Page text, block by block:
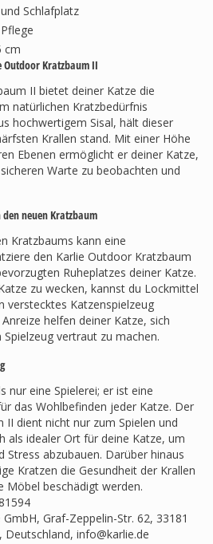
Schlafplatz
cm
Outdoor Kratzbaum II
II bietet deiner Katze die
natürlichen Kratzbedürfnis
hochwertigem Sisal, hält dieser
Krallen stand. Mit einer Höhe
Ebenen ermöglicht er deiner Katze,
Warte zu beobachten und
neuen Kratzbaum
Kratzbaums kann eine
den Karlie Outdoor Kratzbaum
Ruheplatzes deiner Katze.
zu wecken, kannst du Lockmittel
verstecktes Katzenspielzeug
helfen deiner Katze, sich
vertraut zu machen.
nur eine Spielerei; er ist eine
das Wohlbefinden jeder Katze. Der
II dient nicht nur zum Spielen und
als idealer Ort für deine Katze, um
Stress abzubauen. Darüber hinaus
Kratzen die Gesundheit der Krallen
Möbel beschädigt werden.
GmbH, Graf-Zeppelin-Str. 62, 33181
Deutschland, info@karlie.de